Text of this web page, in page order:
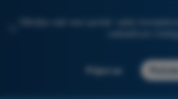
Otkrijte naš novi portal: vaša
Prijavi se